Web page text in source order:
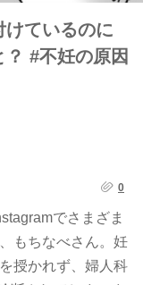
けているのに
#不妊の原因
0
でさまざま
もちなべさん。妊
授かれず、婦人科